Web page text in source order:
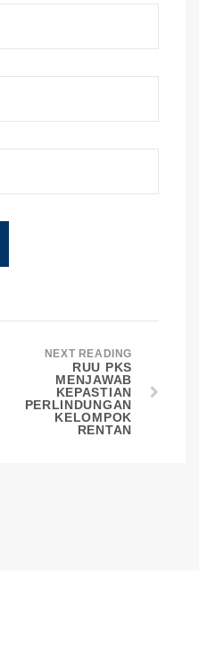
NEXT READING
RUU PKS
MENJAWAB
KEPASTIAN
PERLINDUNGAN
KELOMPOK
RENTAN